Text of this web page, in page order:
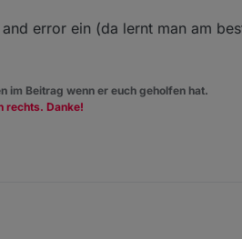
error ein (da lernt man am
im Beitrag wenn er euch geholfen hat.
rechts. Danke!